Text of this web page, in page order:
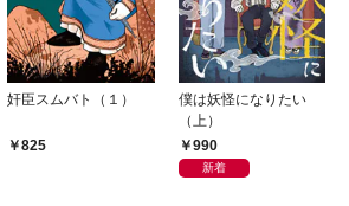
奸臣スムバト（１）
825
僕は妖怪になりたい
（上）
990
新着